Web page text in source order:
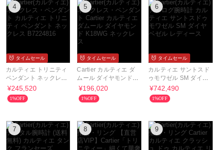
4
タイムセール
カルティエ トリニティ
ペンダント ネックレス
B7224816
¥245,520
1%OFF
5
タイムセール
Cartier カルティエ ダ
ムール ダイヤモンド
K18WG ネックレス
¥196,020
1%OFF
6
タイムセール
カルティエ サントスド
ゥモワゼル SM ダイヤ
ベゼル レディース
¥742,490
1%OFF
7 8 9